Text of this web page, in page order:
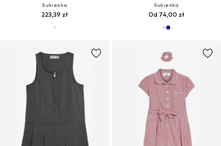
Sukienka
223,39 zł
Sukienka
Od 74,00 zł